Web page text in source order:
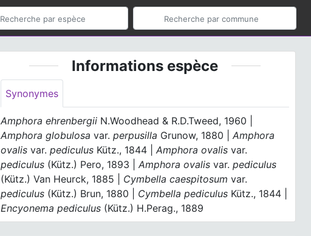
Informations espèce
Synonymes
Amphora ehrenbergii N.Woodhead & R.D.Tweed, 1960 |
Amphora globulosavar. perpusilla Grunow, 1880 |Amphora
ovalisvar. pediculus Kütz., 1844 |Amphora ovalisvar.
pediculus (Kütz.) Pero, 1893 |Amphora ovalisvar. pediculus
(Kütz.) Van Heurck, 1885 | Cymbella caespitosumvar.
pediculus (Kütz.) Brun, 1880 | Cymbella pediculus Kütz., 1844 |
Encyonema pediculus (Kütz.) H.Perag., 1889